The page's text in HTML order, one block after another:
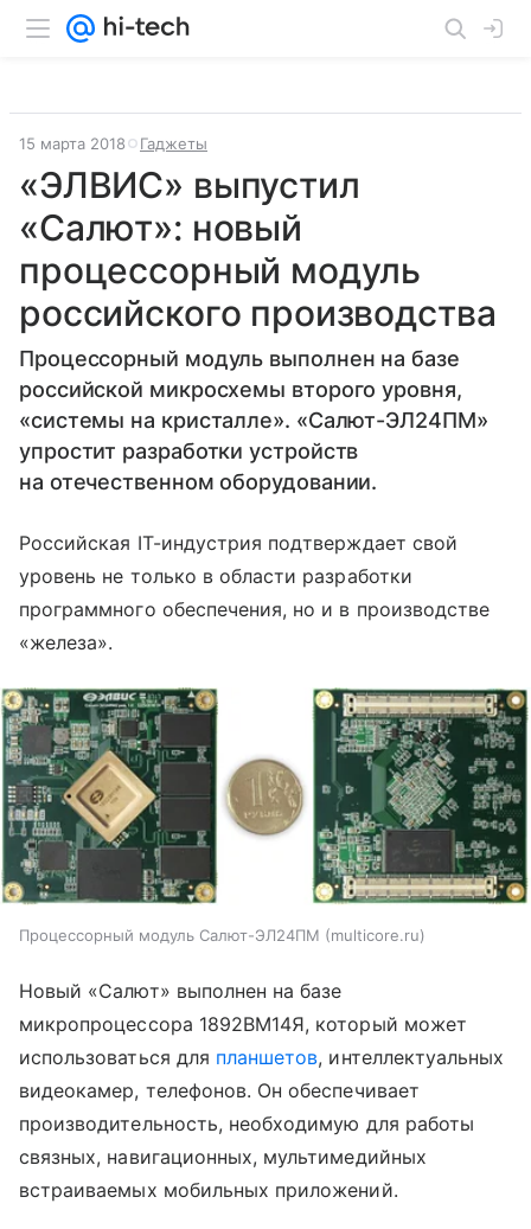
15 марта 2018 Гаджеты
«ЭЛВИС» выпустил
«Салют»: новый
процессорный модуль
российского производства
Процессорный модуль выполнен на базе
российской микросхемы второго уровня,
«системы на кристалле». «Салют-ЭЛ24ПМ»
упростит разработки устройств
на отечественном оборудовании.
Российская IT-индустрия подтверждает свой
уровень не только в области разработки
программного обеспечения, но и в производстве
«железа».
Процессорный модуль Салют-ЭЛ24ПМ (multicore.ru)
Новый «Салют» выполнен на базе
микропроцессора 1892ВМ14Я, который может
использоваться для планшетов, интеллектуальных
видеокамер, телефонов. Он обеспечивает
производительность, необходимую для работы
связных, навигационных, мультимедийных
встраиваемых мобильных приложений.